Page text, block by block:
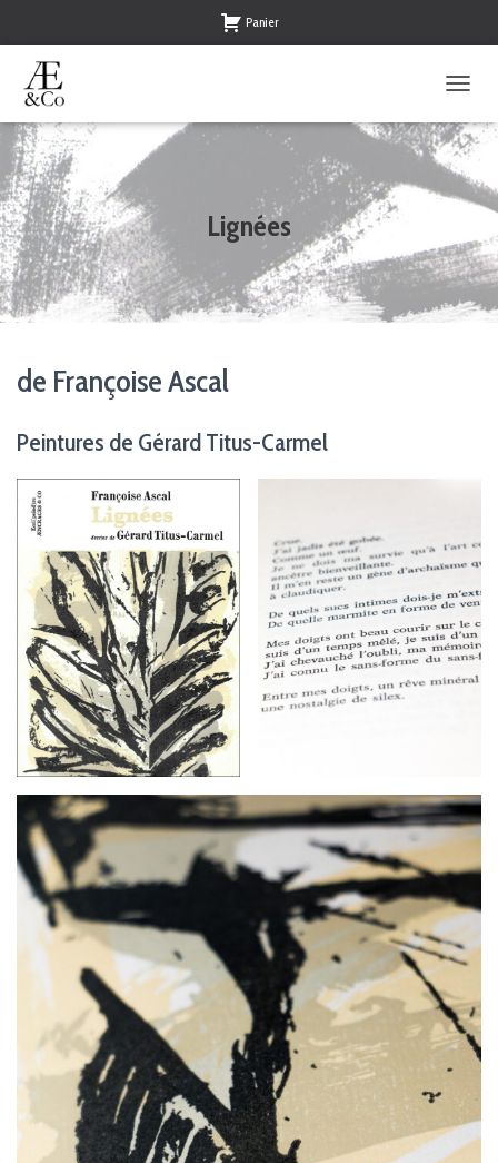
Panier
U
V
R
F
E
M
T
I
O
N
Lignées
de Françoise Ascal
Peintures de Gérard Titus-Carmel